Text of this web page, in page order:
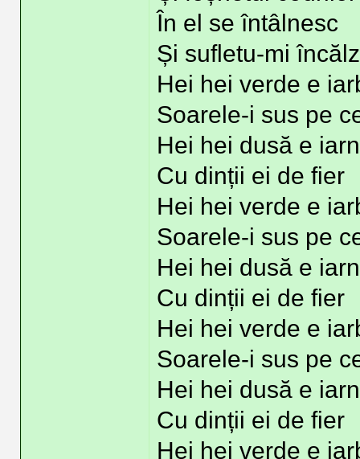
În el se întâlnesc
Și sufletu-mi
Hei hei verde e
Soarele-i sus pe
Hei hei dusă e
Cu dinții ei de fier
Hei hei verde e
Soarele-i sus pe
Hei hei dusă e
Cu dinții ei de fier
Hei hei verde e
Soarele-i sus pe
Hei hei dusă e
Cu dinții ei de fier
Hei hei verde e